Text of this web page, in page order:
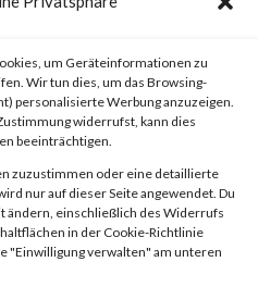
um Geräteinformationen zu
Wir tun dies, um das Browsing-
personalisierte Werbung anzuzeigen.
widerrufst, kann dies
beeinträchtigen.
zuzustimmen oder eine detaillierte
nur auf dieser Seite angewendet. Du
ändern, einschließlich des Widerrufs
in der Cookie-Richtlinie
"Einwilligung verwalten" am unteren